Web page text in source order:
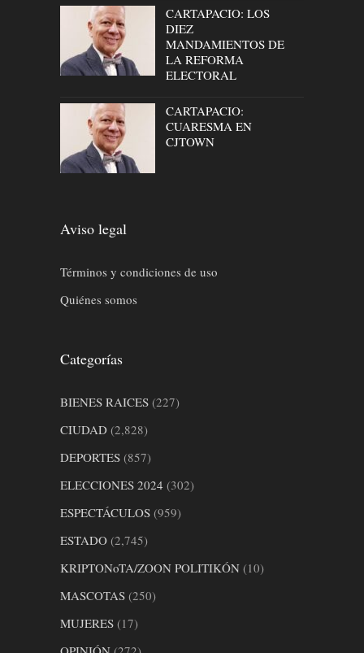
CARTAPACIO: LOS
DIEZ
MANDAMIENTOS DE
LA REFORMA
ELECTORAL
CARTAPACIO:
CUARESMA EN
CJTOWN
Aviso legal
Términos y condiciones de uso
Quiénes somos
Categorías
BIENES RAICES (227)
CIUDAD (2,828)
DEPORTES (857)
ELECCIONES 2024 (302)
ESPECTÁCULOS (959)
ESTADO (2,745)
KRIPTONoTA/ZOON POLITIKÓN (10)
MASCOTAS (250)
MUJERES (17)